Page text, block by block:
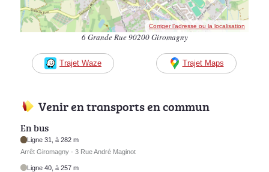
Corriger l’adresse ou la localisation
6 Grande Rue 90200 Giromagny
Trajet Waze Trajet Maps
Venir en transports en commun
En bus
Ligne 31, à 282 m
Arrêt Giromagny - 3 Rue André Maginot
Ligne 40, à 257 m